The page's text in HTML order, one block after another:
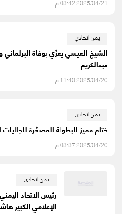
2025/04/21 03:42 م
يمن اتحادي
الشيخ العيسي يعزّي بوفاة البرلماني
عبدالكريم
2025/04/20 11:40 م
يمن اتحادي
ختام مميز للبطولة المصغّرة
2025/04/20 03:37 م
يمن اتحادي
رئيس الاتحاد
الإعلامي الكبير